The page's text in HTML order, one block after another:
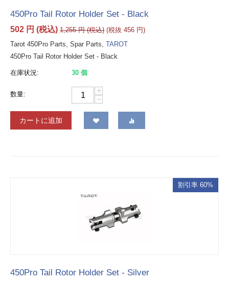
450Pro Tail Rotor Holder Set - Black
502 円 (税込) 1,255 円(税込) (税抜 456 円)
Tarot 450Pro Parts, Spar Parts, TAROT
450Pro Tail Rotor Holder Set - Black
在庫状況: 30 個
数量:
+
−
カートに追加
割引率 60%
450Pro Tail Rotor Holder Set - Silver